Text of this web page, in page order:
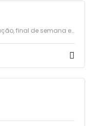
final de semana e